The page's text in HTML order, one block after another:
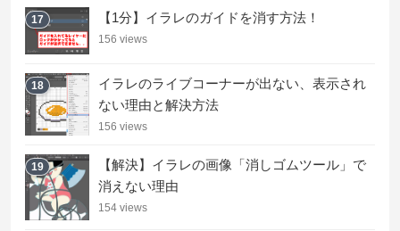
17 【1分】イラレのガイドを消す方法！
156 views
18
イラレのライブコーナーが出ない、表示され
ない理由と解決方法
156 views
19
【解決】イラレの画像「消しゴムツール」で
消えない理由
154 views